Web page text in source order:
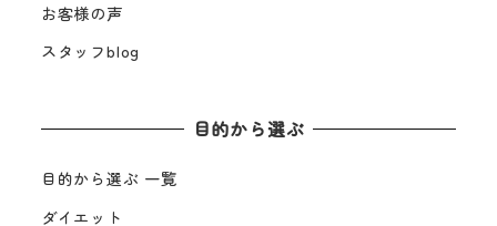
お客様の声
スタッフblog
目的から選ぶ
目的から選ぶ 一覧
ダイエット